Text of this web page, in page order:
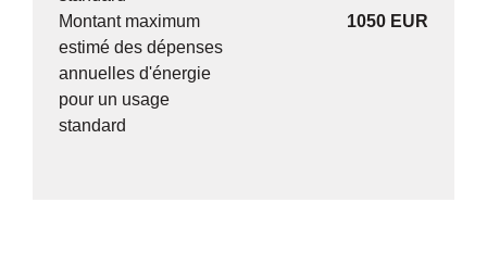
Montant maximum
estimé des dépenses
annuelles d'énergie
pour un usage
standard
1050 EUR